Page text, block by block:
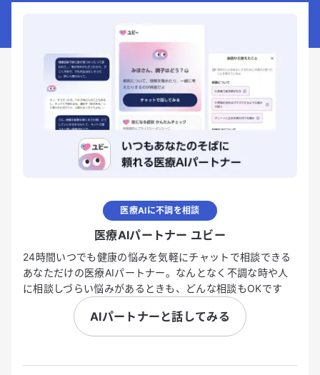
医療AIに不調を相談
医療AIパートナー ユビー
24時間いつでも健康の悩みを気軽にチャットで相談できる
あなただけの医療AIパートナー。なんとなく不調な時や人
に相談しづらい悩みがあるときも、どんな相談もOKです
AIパートナーと話してみる